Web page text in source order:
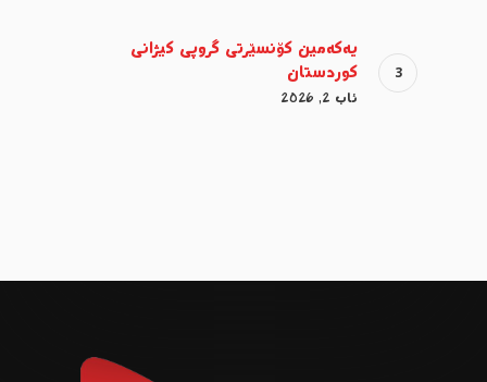
یەکەمین کۆنسێرتی گروپی کیژانی
کوردستان
ئاب 2, 2026